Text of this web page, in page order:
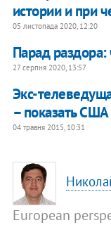
истории и при
05 листопада 2020, 12:20
Парад раздора:
27 серпня 2020, 13:57
Экс-
– показать
04 травня 2015, 10:31
European